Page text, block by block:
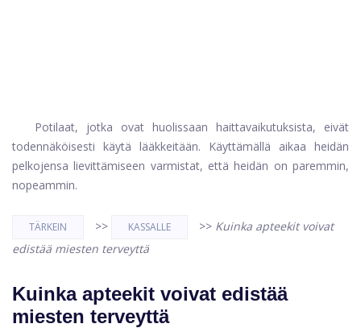
Potilaat, jotka ovat huolissaan haittavaikutuksista, eivät
todennäköisesti käytä lääkkeitään. Käyttämällä aikaa heidän
pelkojensa lievittämiseen varmistat, että heidän on paremmin,
nopeammin.
TÄRKEIN >> KASSALLE >> Kuinka apteekit voivat
edistää miesten terveyttä
Kuinka apteekit voivat edistää
miesten terveyttä